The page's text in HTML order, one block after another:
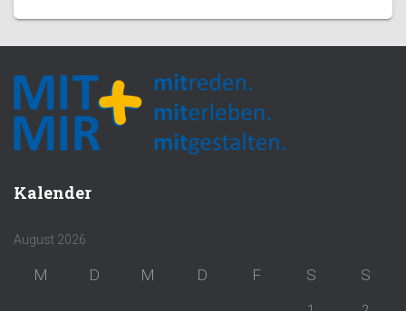
Kalender
August 2026
M D M D F S S